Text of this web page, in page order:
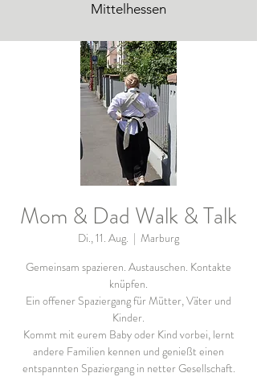
Mittelhessen
Mom & Dad Walk & Talk
Di., 11. Aug.
  |
Marburg
Gemeinsam spazieren. Austauschen. Kontakte
knüpfen.
Ein offener Spaziergang für Mütter, Väter und
Kinder.
Kommt mit eurem Baby oder Kind vorbei, lernt
andere Familien kennen und genießt einen
entspannten Spaziergang in netter Gesellschaft.